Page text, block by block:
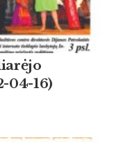
04-16)